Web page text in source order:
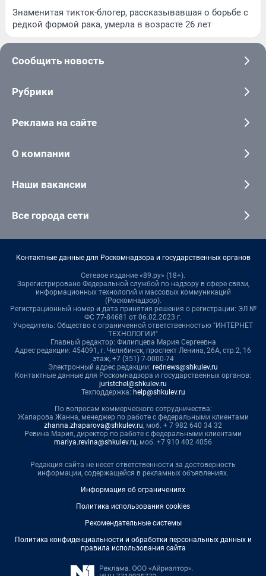
Знаменитая тикток-блогер, рассказывавшая о борьбе с
редкой формой рака, умерла в возрасте 26 лет
Сообщить новость
Рубрики
Реклама на сайте
О компании
Наши вакансии
Все города сети
Контактные данные для Роскомнадзора и государственных органов
Сетевое издание «89.ру» (18+).
Зарегистрировано Федеральной службой по надзору в сфере связи,
информационных технологий и массовых коммуникаций
(Роскомнадзор).
Регистрационный номер и дата принятия решения о регистрации: ЭЛ №
ФС 77-84681 от 06.02.2023 г.
Учредитель: Общество с ограниченной ответственностью "ИНТЕРНЕТ
ТЕХНОЛОГИИ"
Главный редактор: Филипцева Мария Сергеевна
Адрес редакции: 454091, г. Челябинск, проспект Ленина, 26А, стр.2, 16
этаж, +7 (351) 7-0000-74
Электронный адрес редакции: rednews@shkulev.ru
Контактные данные для Роскомнадзора и государственных органов:
juristchel@shkulev.ru
Техподдержка: help@shkulev.ru
По вопросам коммерческого сотрудничества:
Жапарова Жанна, менеджер по работе с федеральными клиентами
zhanna.zhaparova@shkulev.ru, моб. + 7 982 640 34 32
Ревина Мария, директор по работе с федеральными клиентами
mariya.revina@shkulev.ru, моб. +7 910 402 4056
Редакция сайта не несет ответственности за достоверность
информации, содержащейся в рекламных объявлениях.
Информация об ограничениях
Политика использования cookies
Рекомендательные системы
Политика конфиденциальности и обработки персональных данных и
правила использования сайта